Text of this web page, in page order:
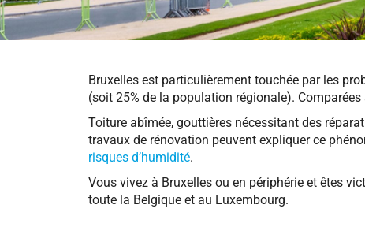
Bruxelles est particulièrement touchée par les
(soit 25% de la population régionale).
Toiture abîmée, gouttières nécessitant des
travaux de rénovation peuvent expliquer ce
risques d’humidité.
Vous vivez à Bruxelles ou en périphérie et êtes
toute la Belgique et au Luxembourg.